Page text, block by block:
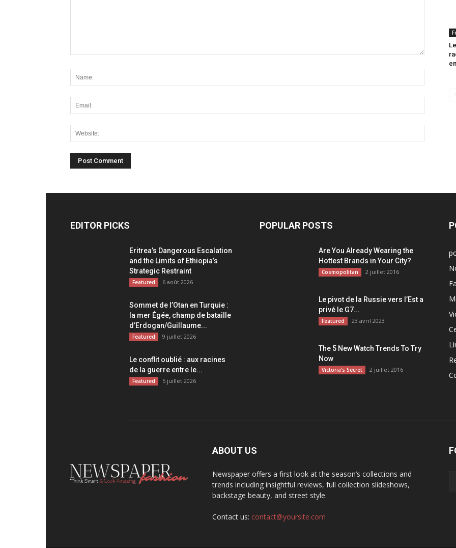
EDITOR PICKS
Eritrea’s Dangerous Escalation
and the Limits of Ethiopia’s
Strategic Restraint
Featured 6 août 2026
Sommet de l’Otan en Turquie :
la mer Égée, champ de bataille
d’Erdogan/Guillaume...
Featured 9 juillet 2026
Le conflit oublié : aux racines
de la guerre entre le...
Featured 5 juillet 2026
POPULAR POSTS
Are You Already Wearing the
Hottest Brands in Your City?
Cosmopolitan 2 juillet 2016
Le pivot de la Russie vers l’Est a
privé le G7...
Featured 23 avril 2023
The 5 New Watch Trends To Try
Now
Victoria's Secret 2 juillet 2016
ABOUT US
Newspaper offers a first look at the season’s collections and
trends including insightful reviews, full collection slideshows,
backstage beauty, and street style.
Contact us: contact@yoursite.com